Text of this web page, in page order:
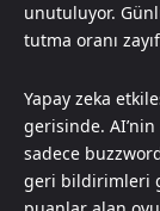
unutuluyor.
tutma oranı
Yapay zeka
gerisinde. AI’nin
sadece
geri bildirimleri